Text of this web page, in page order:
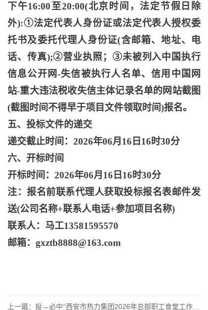
下午16:00至20:00(北京时间，法定节假日除
外):①法定代表人身份证或法定代表人授权委
托书及委托代理人身份证(含邮箱、地址、电
话、传真);②营业执照；③未被列入中国执行
信息公开网-失信被执行人名单、信用中国网
站-重大违法税收失信主体记录名单的网站截图
(截图时间不得早于项目文件领取时间)报名。
五、投标文件的递交
递交截止时间： 2026年06月16日16时30分
六、开标时间
开标时间： 2026年06月16日16时30分
注：报名前联系代理人获取投标报名表邮件发
送(公司名称+联系人电话+参加项目名称)
联系人：马工13581595570
邮箱： gxztb8888@163.com
上一篇： 投→必中‘’西安市热力集团2026年总部职工食堂工作人员及食